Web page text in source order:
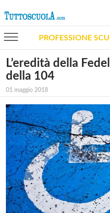
PROFESSIONE
L’eredità della
della 104
01 maggio 2018